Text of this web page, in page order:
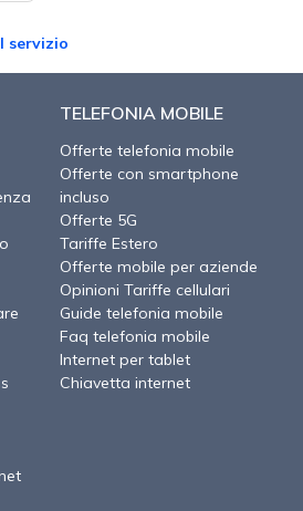
servizio
TELEFONIA MOBILE
Offerte telefonia mobile
Offerte con smartphone
incluso
Offerte 5G
Tariffe Estero
Offerte mobile per aziende
Opinioni Tariffe cellulari
Guide telefonia mobile
Faq telefonia mobile
Internet per tablet
Chiavetta internet